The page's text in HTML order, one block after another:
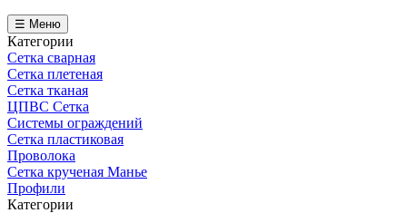
☰ Меню
Категории
Сетка сварная
Сетка плетеная
Сетка тканая
ЦПВС Сетка
Системы ограждений
Сетка пластиковая
Проволока
Сетка крученая Манье
Профили
Категории